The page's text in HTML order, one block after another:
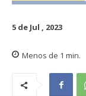
5 de Jul , 2023
Menos de 1 min.